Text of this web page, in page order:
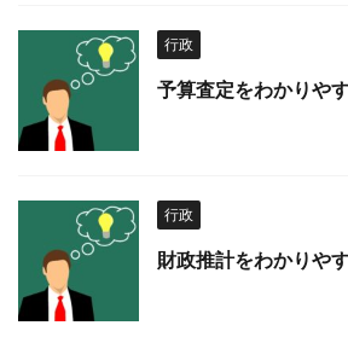
行政
予算査定をわかりや
行政
財政推計をわかりや